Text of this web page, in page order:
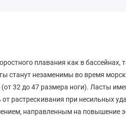
плавания как в бассейнах,
станут незаменимы во время
32 до 47 размера ноги). Ласты
растрескивания при несильных
направленным на повышение